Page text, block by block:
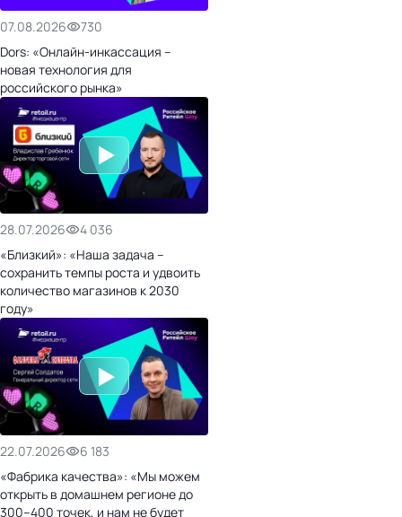
07.08.2026
730
Dors: «Онлайн-инкассация –
новая технология для
российского рынка»
28.07.2026
4 036
«Близкий»: «Наша задача –
сохранить темпы роста и удвоить
количество магазинов к 2030
году»
22.07.2026
6 183
«Фабрика качества»: «Мы можем
открыть в домашнем регионе до
300–400 точек, и нам не будет